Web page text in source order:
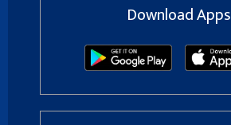
Download Apps